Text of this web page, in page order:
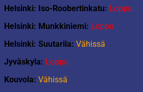
Helsinki: Iso-Roobertinkatu: Loppu
Helsinki: Munkkiniemi: Loppu
Helsinki: Suutarila: Vähissä
Jyväskyla: Loppu
Kouvola: Vähissä